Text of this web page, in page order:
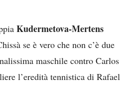
Kudermetova-Mertens
se è vero che non c’è due
maschile contro Carlos
l’eredità tennistica di Rafael